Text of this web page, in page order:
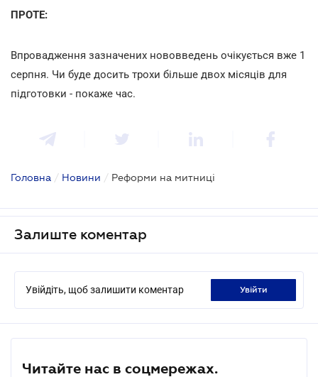
ПРОТЕ:
Впровадження зазначених нововведень очікується вже 1
серпня. Чи буде досить трохи більше двох місяців для
підготовки - покаже час.
Головна / Новини / Реформи на митниці
Залиште коментар
Увійдіть, щоб залишити коментар увійти
Читайте нас в соцмережах.